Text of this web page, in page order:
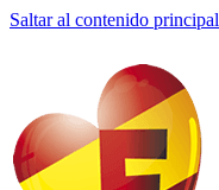
Saltar al contenido principal